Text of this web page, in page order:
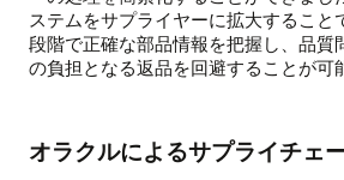
ステムをサプライヤーに拡大すること
段階で正確な部品情報を把握し、品質
の負担となる返品を回避することが可
オラクルによるサプライチェ